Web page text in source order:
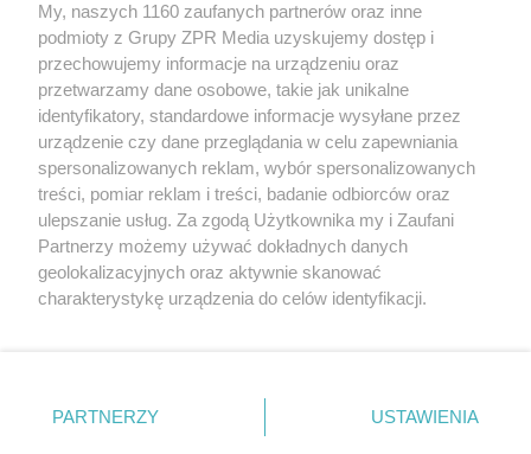
Żaden utwór zamieszczony w serwisie nie może być powielany i
rozpowszechniany lub dalej rozpowszechniany w jakikolwiek sposób (w
tym także elektroniczny lub mechaniczny) na jakimkolwiek polu
eksploatacji w jakiejkolwiek formie, włącznie z umieszczaniem w
Internecie bez pisemnej zgody właściciela praw. Jakiekolwiek użycie lub
wykorzystanie utworów w całości lub w części z naruszeniem prawa,
tzn. bez właściwej zgody, jest zabronione pod groźbą kary i może być
ścigane prawnie.
My, naszych 1160 zaufanych partnerów oraz inne
podmioty z Grupy ZPR Media uzyskujemy dostęp i
przechowujemy informacje na urządzeniu oraz
przetwarzamy dane osobowe, takie jak unikalne
identyfikatory, standardowe informacje wysyłane przez
urządzenie czy dane przeglądania w celu zapewniania
spersonalizowanych reklam, wybór spersonalizowanych
treści, pomiar reklam i treści, badanie odbiorców oraz
ulepszanie usług. Za zgodą Użytkownika my i Zaufani
Partnerzy możemy używać dokładnych danych
geolokalizacyjnych oraz aktywnie skanować
charakterystykę urządzenia do celów identyfikacji.
zmienić/wycofać klikając przycisk ustawień prywatności
znajdujący się w lewym dolnym rogu strony
PARTNERZY USTAWIENIA